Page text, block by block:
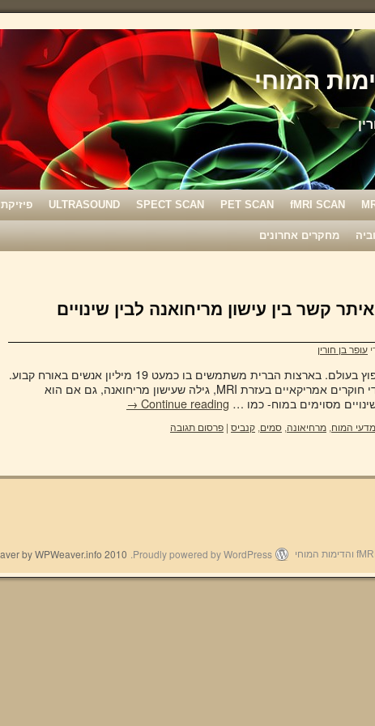
fMRI SCAN
PET SCAN
SPECT SCAN
ULTRASOUND פיזיקת MRI
מחקרים אחרונים
מחקר בעזרת MRI איתר קשר בין עישון מריחואנה לבין שינויים
עופר בן חורין
עישון מריחואנה הינו דבר די נפוץ בעולם. בארצות הברית משתמשים בו כמעט 19 מיליון אנשים באורח קבוע.
מחקר אחרון, אשר נעשה על-ידי חוקרים אמריקאיים בעזרת MRI, גילה שעישון מריחואנה, גם אם הוא
מסוימים במוח- כמו … Continue reading
→
מדעי המוח, מרחיאונה, סמים, קנביס פרסום תגובה
Proudly powered by WordPress.